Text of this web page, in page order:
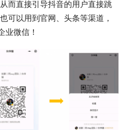
可以用到官网、头条等渠道，
业微信！